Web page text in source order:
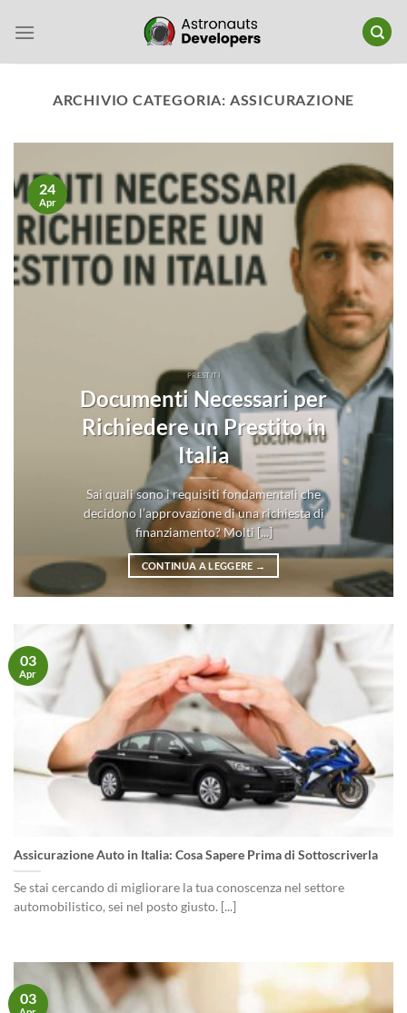
ARCHIVIO CATEGORIA: ASSICURAZIONE
PRESTITI
Documenti Necessari per
Richiedere un Prestito in
Italia
Sai quali sono i requisiti fondamentali che
decidono l’approvazione di una richiesta di
finanziamento? Molti [...]
CONTINUA A LEGGERE →
24
Apr
Assicurazione Auto in Italia: Cosa Sapere Prima di Sottoscriverla
Se stai cercando di migliorare la tua conoscenza nel settore
automobilistico, sei nel posto giusto. [...]
03
Apr
03